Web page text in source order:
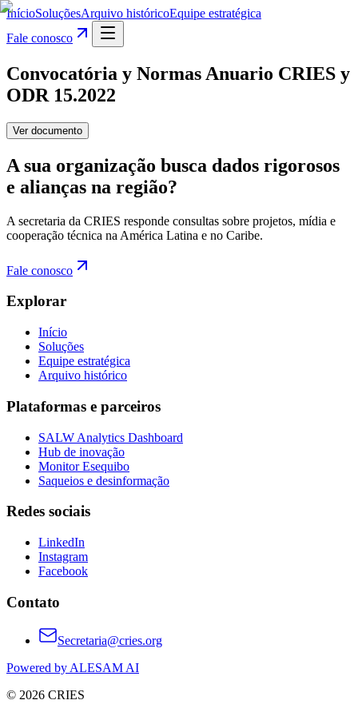
InícioSoluçõesArquivo históricoEquipe estratégica
Fale conosco
Convocatória y Normas Anuario CRIES y
ODR 15.2022
Ver documento
A sua organização busca dados rigorosos
e alianças na região?
A secretaria da CRIES responde consultas sobre projetos, mídia e
cooperação técnica na América Latina e no Caribe.
Fale conosco
Explorar
Início
Soluções
Equipe estratégica
Arquivo histórico
Plataformas e parceiros
SALW Analytics Dashboard
Hub de inovação
Monitor Esequibo
Saqueios e desinformação
Redes sociais
LinkedIn
Instagram
Facebook
Contato
Secretaria@cries.org
Powered by ALESAM AI
© 2026 CRIES